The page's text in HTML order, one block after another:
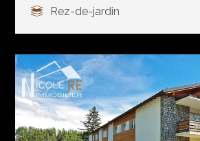
Rez-de-jardin